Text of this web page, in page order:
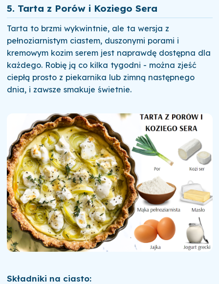
5. Tarta z Porów i Koziego Sera
Tarta to brzmi wykwintnie, ale ta wersja z
pełnoziarnistym ciastem, duszonymi porami i
kremowym kozim serem jest naprawdę dostępna dla
każdego. Robię ją co kilka tygodni - można zjeść
ciepłą prosto z piekarnika lub zimną następnego
dnia, i zawsze smakuje świetnie.
Składniki na ciasto: